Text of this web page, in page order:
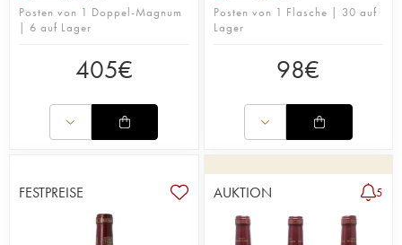
Posten von 1 Doppel-Magnum
| 6 auf Lager
405€
Posten von 1 Flasche | 30 auf
Lager
98€
FESTPREISE AUKTION 5